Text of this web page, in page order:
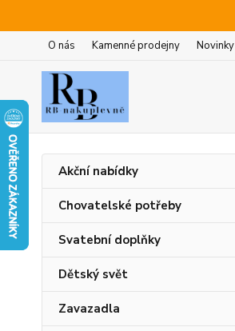
O nás Kamenné prodejny Novinky
Akční nabídky
Chovatelské potřeby
Svatební doplňky
Dětský svět
Zavazadla